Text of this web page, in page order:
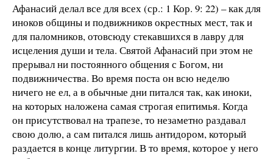
Афанасий делал все для всех (ср.: 1 Кор. 9: 22) – как для
иноков общины и подвижников окрестных мест, так и
для паломников, отовсюду стекавшихся в лавру для
исцеления души и тела. Святой Афанасий при этом не
прерывал ни постоянного общения с Богом, ни
подвижничества. Во время поста он всю неделю
ничего не ел, а в обычные дни питался так, как иноки,
на которых наложена самая строгая епитимья. Когда
он присутствовал на трапезе, то незаметно раздавал
свою долю, а сам питался лишь антидором, который
раздается в конце литургии. В то время, которое у него